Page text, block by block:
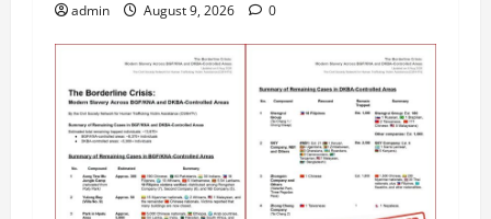
admin August 9, 2026 0